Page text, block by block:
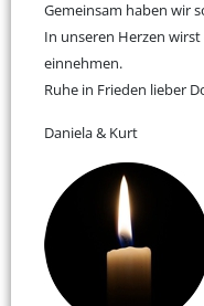
Gemeinsam haben wir
In unseren Herzen
einnehmen.
Ruhe in Frieden lieber
Daniela & Kurt